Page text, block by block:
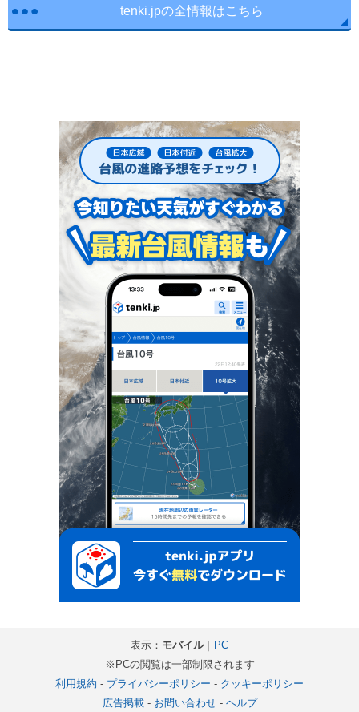
tenki.jpの全情報はこちら
表示： モバイル｜ PC
※PCの閲覧は一部制限されます
利用規約 - プライバシーポリシー - クッキーポリシー
広告掲載- お問い合わせ- ヘルプ